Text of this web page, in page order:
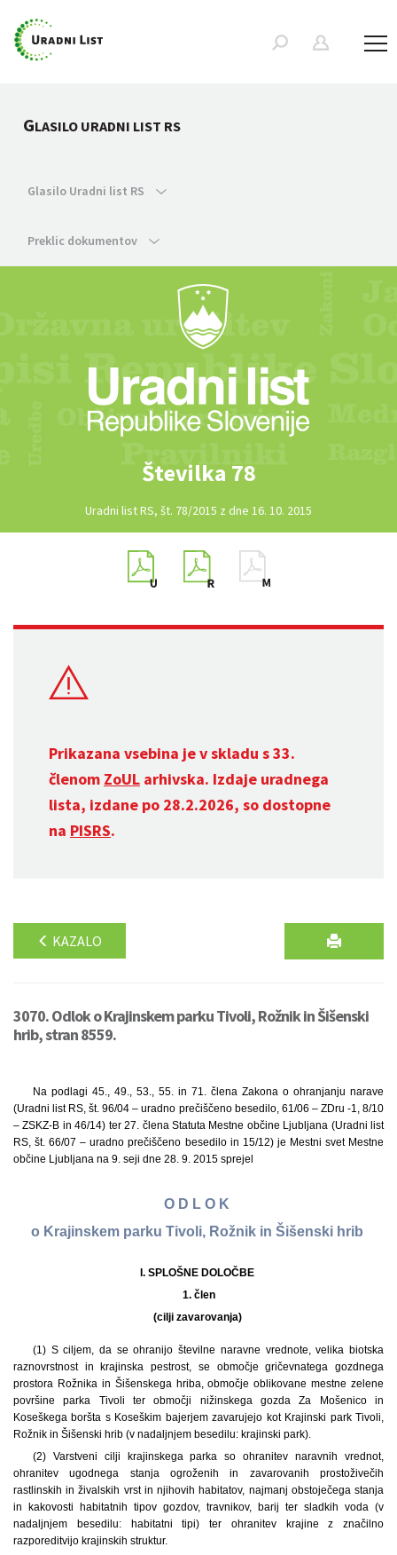
GLASILO URADNI LIST RS
Glasilo Uradni list RS
Preklic dokumentov
Številka 78
Uradni list RS, št. 78/2015 z dne 16. 10. 2015
Prikazana vsebina je v skladu s 33.
členom ZoUL arhivska. Izdaje uradnega
lista, izdane po 28.2.2026, so dostopne
na PISRS.
KAZALO
3070. Odlok o Krajinskem parku Tivoli, Rožnik in Šišenski
hrib, stran 8559.
Na podlagi 45., 49., 53., 55. in 71. člena Zakona o ohranjanju narave
(Uradni list RS, št. 96/04 – uradno prečiščeno besedilo, 61/06 – ZDru -1, 8/10
– ZSKZ-B in 46/14) ter 27. člena Statuta Mestne občine Ljubljana (Uradni list
RS, št. 66/07 – uradno prečiščeno besedilo in 15/12) je Mestni svet Mestne
občine Ljubljana na 9. seji dne 28. 9. 2015 sprejel
O D L O K
o Krajinskem parku Tivoli, Rožnik in Šišenski hrib
I. SPLOŠNE DOLOČBE
1. člen
(cilji zavarovanja)
(1) S ciljem, da se ohranijo številne naravne vrednote, velika biotska
raznovrstnost in krajinska pestrost, se območje gričevnatega gozdnega
prostora Rožnika in Šišenskega hriba, območje oblikovane mestne zelene
površine parka Tivoli ter območji nižinskega gozda Za Mošenico in
Koseškega boršta s Koseškim bajerjem zavarujejo kot Krajinski park Tivoli,
Rožnik in Šišenski hrib (v nadaljnjem besedilu: krajinski park).
(2) Varstveni cilji krajinskega parka so ohranitev naravnih vrednot,
ohranitev ugodnega stanja ogroženih in zavarovanih prostoživečih
rastlinskih in živalskih vrst in njihovih habitatov, najmanj obstoječega stanja
in kakovosti habitatnih tipov gozdov, travnikov, barij ter sladkih voda (v
nadaljnjem besedilu: habitatni tipi) ter ohranitev krajine z značilno
razporeditvijo krajinskih struktur.